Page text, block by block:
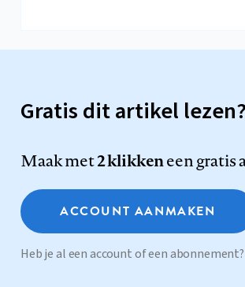
Gratis dit artikel lezen?
Maak met2 klikkeneen gratis
ACCOUNT AANMAKEN
Heb je al een account of een abonnement?